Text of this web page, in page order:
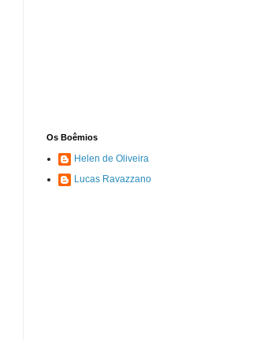
Os Boêmios
Helen de Oliveira
Lucas Ravazzano